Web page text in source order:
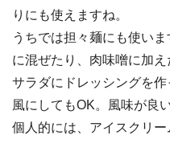
りにも使えますね。
うちでは担々麺にも使い
に混ぜたり、肉味噌に加え
サラダにドレッシングを
風にしてもOK。風味が良
個人的には、アイスクリー